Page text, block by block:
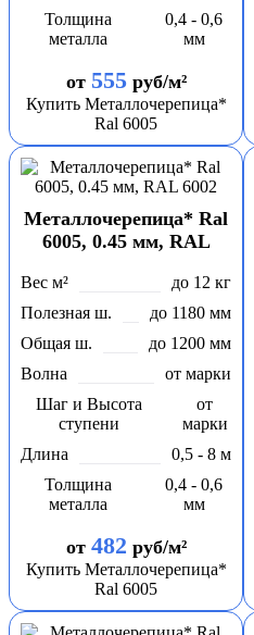
Толщина
металла
0,4 - 0,6
мм
от 555руб/м²
Купить Металлочерепица*
Ral 6005
Металлочерепица* Ral
6005, 0.45 мм, RAL
Вес м²
до 12 кг
Полезная ш.
до 1180 мм
Общая ш.
до 1200 мм
Волна
от марки
Шаг и Высота
ступени
от
марки
Длина
0,5 - 8 м
Толщина
металла
0,4 - 0,6
мм
от 482 руб/м²
Купить Металлочерепица*
Ral 6005